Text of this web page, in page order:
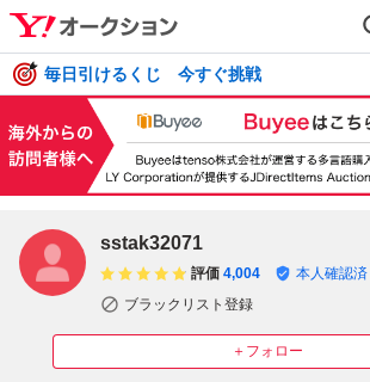
毎日引けるくじ 今すぐ挑戦
sstak32071
＋フォロー
評価 4,004 本人確認済
ブラックリスト登録